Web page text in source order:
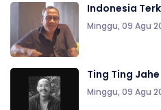
Indonesia
Minggu, 09 Agu
Ting Ting Jahe
Minggu, 09 Agu